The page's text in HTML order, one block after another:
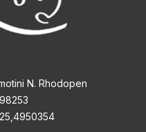
N. Rhodopen